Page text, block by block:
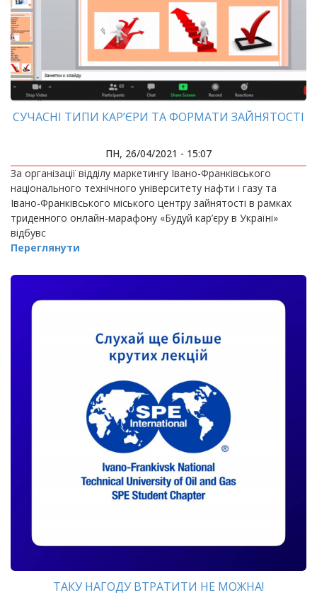
СУЧАСНІ ТИПИ КАР’ЄРИ ТА ФОРМАТИ ЗАЙНЯТОСТІ
ПН, 26/04/2021 - 15:07
За організації відділу маркетингу Івано-Франківського
національного технічного університету нафти і газу та
Івано-Франківського міського центру зайнятості в рамках
триденного онлайн-марафону «Будуй кар’єру в Україні»
відбувс
Переглянути
ТАКУ НАГОДУ ВТРАТИТИ НЕ МОЖНА!